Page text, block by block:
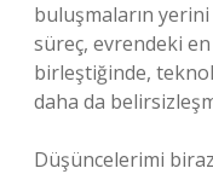
buluşmaların
süreç, evrendeki
birleştiğinde,
daha da
Düşüncelerimi